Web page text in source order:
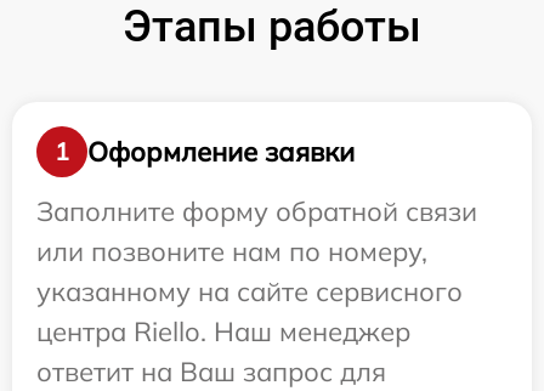
Этапы работы
1
Оформление заявки
Заполните форму обратной связи
или позвоните нам по номеру,
указанному на сайте сервисного
центра Riello. Наш менеджер
ответит на Ваш запрос для